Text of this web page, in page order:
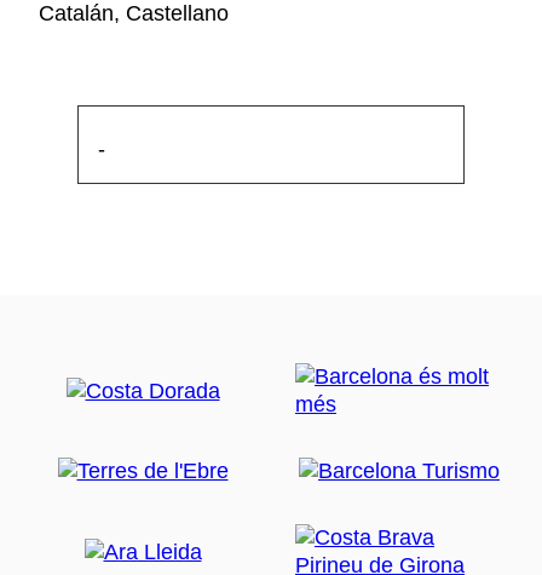
Catalán, Castellano
-